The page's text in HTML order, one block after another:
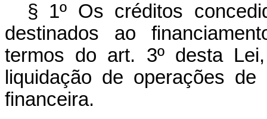
§ 1º Os créditos
destinados ao
termos do art. 3º desta
liquidação de operações
financeira.